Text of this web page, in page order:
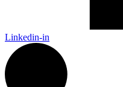
Linkedin-in